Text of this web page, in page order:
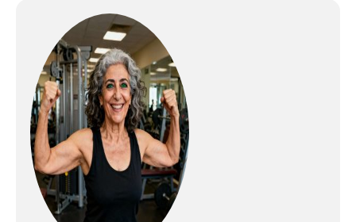
musculation R5-Vega en
deux hauteurs : 195 cm pour
les plafonds plus bas et en
213 cm de hauteur standard.
La profondeur du cadre
est de 168 cm, suffisante
pour accueillir une banquette
inclinée complète et une banc
de musculation à l'intérieur
du rack.
testée jusqu’à 700 kg et offre